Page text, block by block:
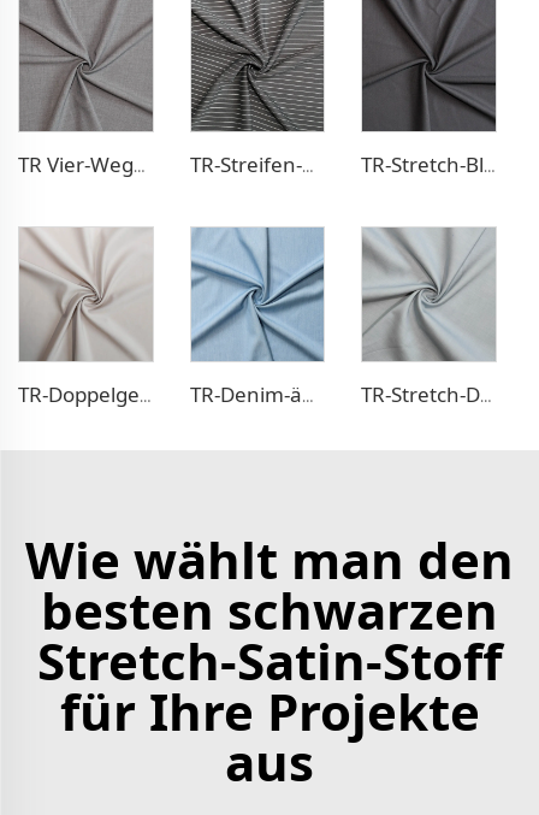
TR Vier-Wege-Stretch-Hosenstoff TR-Streifen-Optik Hosenstoff TR-Stretch-Blazerstoff
TR-Doppelgewebe-Kleidstoff TR-Denim-ähnlicher Stoff TR-Stretch-Denim-ähnlicher Stoff
Wie wählt man den
besten schwarzen
Stretch-Satin-Stoff
für Ihre Projekte
aus